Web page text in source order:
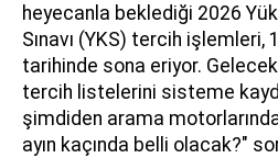
heyecanla beklediği 2026
Sınavı (YKS) tercih
tarihinde sona eriyor.
tercih listelerini sisteme
şimdiden arama
ayın kaçında belli olacak?"